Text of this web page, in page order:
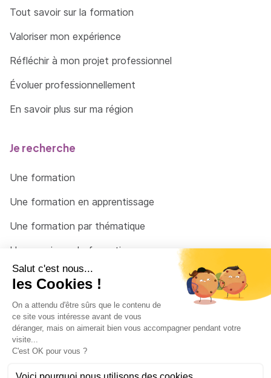
Tout savoir sur la formation
Valoriser mon expérience
Réfléchir à mon projet professionnel
Évoluer professionnellement
En savoir plus sur ma région
Je recherche
Une formation
Une formation en apprentissage
Une formation par thématique
Un organisme de formation
Un conseiller
© 2026 - Côté Formations - par Via Compétences